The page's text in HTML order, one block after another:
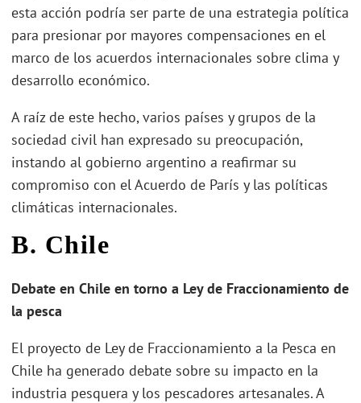
esta acción podría ser parte de una estrategia política
para presionar por mayores compensaciones en el
marco de los acuerdos internacionales sobre clima y
desarrollo económico.
A raíz de este hecho, varios países y grupos de la
sociedad civil han expresado su preocupación,
instando al gobierno argentino a reafirmar su
compromiso con el Acuerdo de París y las políticas
climáticas internacionales.
B. Chile
Debate en Chile en torno a Ley de Fraccionamiento de
la pesca
El proyecto de Ley de Fraccionamiento a la Pesca en
Chile ha generado debate sobre su impacto en la
industria pesquera y los pescadores artesanales. A